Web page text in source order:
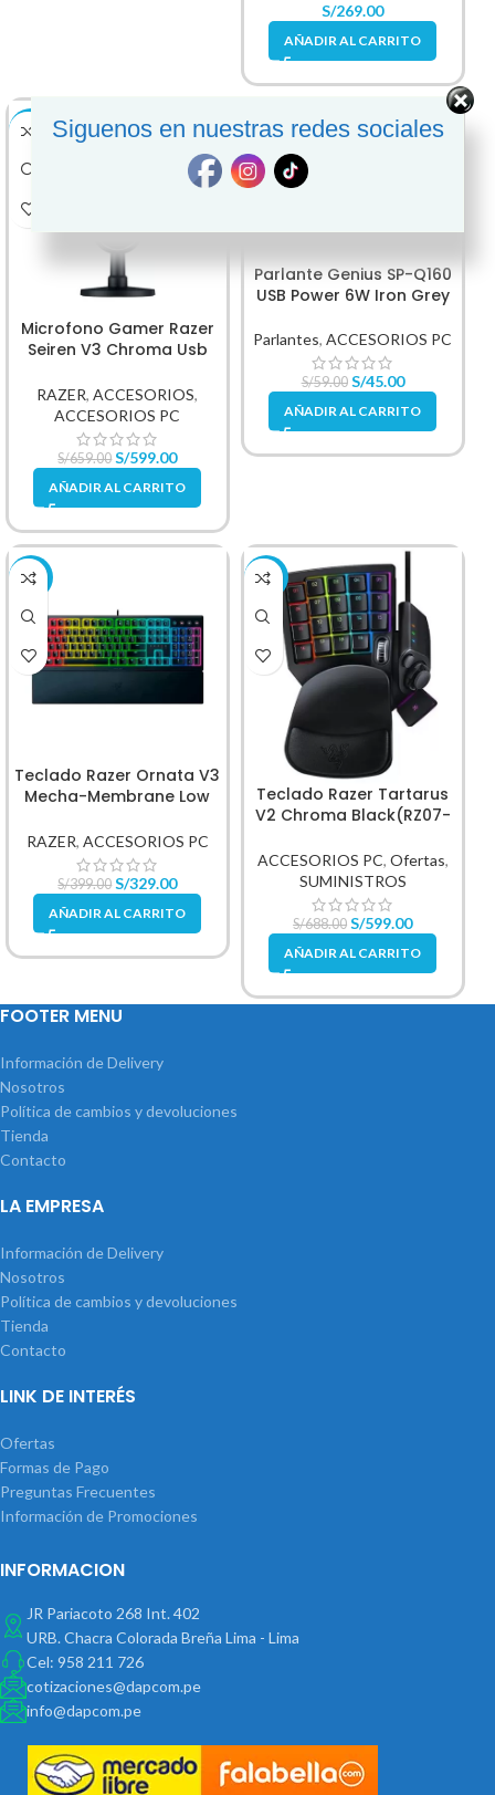
S/269.00
AÑADIR AL CARRITO
-9%
Microfono Gamer Razer
Seiren V3 Chroma Usb
RAZER,ACCESORIOS,
ACCESORIOS PC
S/659.00 S/599.00
AÑADIR AL CARRITO
-24%
Parlante Genius SP-Q160
USB Power 6W Iron Grey
Parlantes,ACCESORIOS PC
S/59.00 S/45.00
AÑADIR AL CARRITO
-18%
Teclado Razer Ornata V3
Mecha-Membrane Low
Chroma Black
RAZER, ACCESORIOS PC
S/399.00 S/329.00
AÑADIR AL CARRITO
-13%
Teclado Razer Tartarus
V2 Chroma Black(RZ07-
ACCESORIOS PC, Ofertas,
SUMINISTROS
S/688.00 S/599.00
AÑADIR AL CARRITO
FOOTER MENU
Información de Delivery
Nosotros
Política de cambios y devoluciones
Tienda
Contacto
LA EMPRESA
Información de Delivery
Nosotros
Política de cambios y devoluciones
Tienda
Contacto
LINK DE INTERÉS
Ofertas
Formas de Pago
Preguntas Frecuentes
Información de Promociones
INFORMACION
JR Pariacoto 268 Int. 402
URB. Chacra Colorada Breña Lima - Lima
Cel: 958 211 726
cotizaciones@dapcom.pe
info@dapcom.pe
Siguenos en nuestras redes sociales